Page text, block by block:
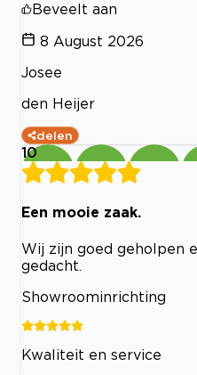
Beveelt aan
8 August 2026
Josee
den Heijer
delen
10
Een mooie zaak.
Wij zijn goed geholpen
gedacht.
Showroominrichting
Kwaliteit en service